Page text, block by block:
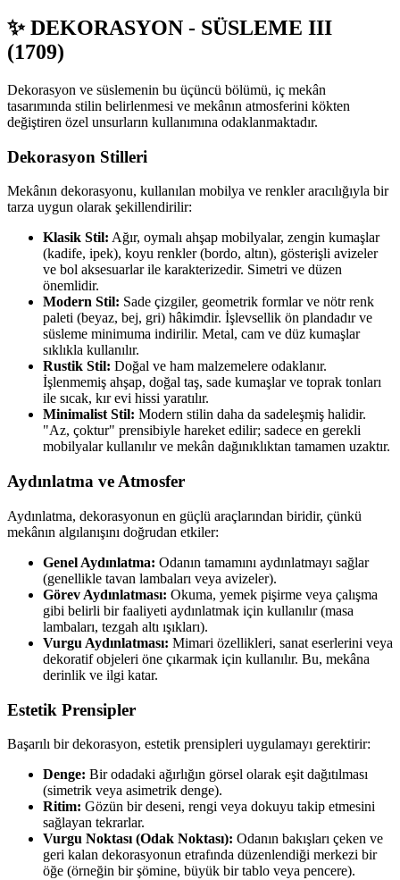
✨ DEKORASYON - SÜSLEME III
(1709)
Dekorasyon ve süslemenin bu üçüncü bölümü, iç mekân
tasarımında stilin belirlenmesi ve mekânın atmosferini kökten
değiştiren özel unsurların kullanımına odaklanmaktadır.
Dekorasyon Stilleri
Mekânın dekorasyonu, kullanılan mobilya ve renkler aracılığıyla bir
tarza uygun olarak şekillendirilir:
Klasik Stil: Ağır, oymalı ahşap mobilyalar, zengin kumaşlar
(kadife, ipek), koyu renkler (bordo, altın), gösterişli avizeler
ve bol aksesuarlar ile karakterizedir. Simetri ve düzen
önemlidir.
Modern Stil: Sade çizgiler, geometrik formlar ve nötr renk
paleti (beyaz, bej, gri) hâkimdir. İşlevsellik ön plandadır ve
süsleme minimuma indirilir. Metal, cam ve düz kumaşlar
sıklıkla kullanılır.
Rustik Stil: Doğal ve ham malzemelere odaklanır.
İşlenmemiş ahşap, doğal taş, sade kumaşlar ve toprak tonları
ile sıcak, kır evi hissi yaratılır.
Minimalist Stil: Modern stilin daha da sadeleşmiş halidir.
"Az, çoktur" prensibiyle hareket edilir; sadece en gerekli
mobilyalar kullanılır ve mekân dağınıklıktan tamamen uzaktır.
Aydınlatma ve Atmosfer
Aydınlatma, dekorasyonun en güçlü araçlarından biridir, çünkü
mekânın algılanışını doğrudan etkiler:
Genel Aydınlatma: Odanın tamamını aydınlatmayı sağlar
(genellikle tavan lambaları veya avizeler).
Görev Aydınlatması: Okuma, yemek pişirme veya çalışma
gibi belirli bir faaliyeti aydınlatmak için kullanılır (masa
lambaları, tezgah altı ışıkları).
Vurgu Aydınlatması: Mimari özellikleri, sanat eserlerini veya
dekoratif objeleri öne çıkarmak için kullanılır. Bu, mekâna
derinlik ve ilgi katar.
Estetik Prensipler
Başarılı bir dekorasyon, estetik prensipleri uygulamayı gerektirir:
Denge: Bir odadaki ağırlığın görsel olarak eşit dağıtılması
(simetrik veya asimetrik denge).
Ritim: Gözün bir deseni, rengi veya dokuyu takip etmesini
sağlayan tekrarlar.
Vurgu Noktası (Odak Noktası): Odanın bakışları çeken ve
geri kalan dekorasyonun etrafında düzenlendiği merkezi bir
öğe (örneğin bir şömine, büyük bir tablo veya pencere).